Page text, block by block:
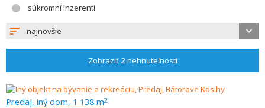
súkromní inzerenti
najnovšie
Zobraziť2 nehnuteľností
Predaj, iný dom, 1 138 m2